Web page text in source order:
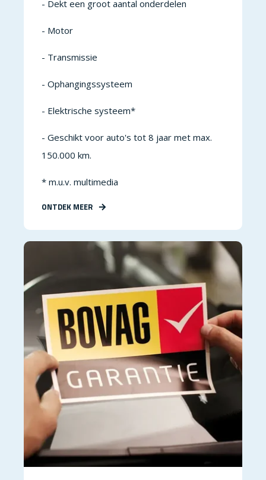
- Dekt een groot aantal onderdelen
- Motor
- Transmissie
- Ophangingssysteem
- Elektrische systeem*
- Geschikt voor auto's tot 8 jaar met max.
150.000 km.
* m.u.v. multimedia
ONTDEK MEER